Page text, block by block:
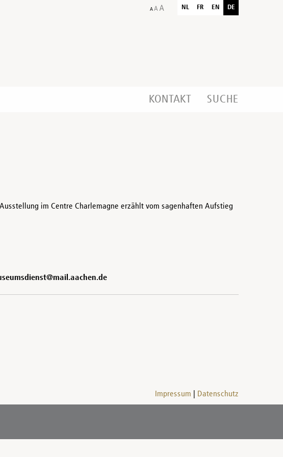
NL FR EN DE
KONTAKT SUCHE
im Centre Charlemagne erzählt vom sagenhaften Aufstieg
Impressum Datenschutz